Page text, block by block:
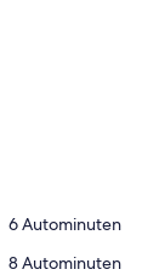
‪6 Autominuten‬
‪8 Autominuten‬